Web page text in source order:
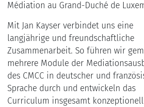
Médiation au Grand-Duché de
Mit Jan Kayser verbindet uns eine
langjährige und freundschaftliche
Zusammenarbeit. So führen wir
mehrere Module der
des CMCC in deutscher und
Sprache durch und entwickeln das
Curriculum insgesamt